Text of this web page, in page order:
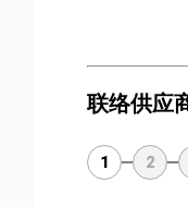
联络供应
1 2